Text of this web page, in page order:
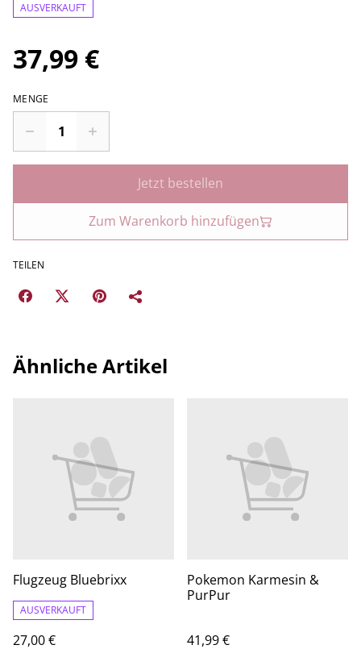
AUSVERKAUFT
37,99 €
MENGE
Jetzt bestellen
Zum Warenkorb hinzufügen
TEILEN
Ähnliche Artikel
Flugzeug Bluebrixx
AUSVERKAUFT
27,00 €
Pokemon Karmesin &
PurPur
41,99 €